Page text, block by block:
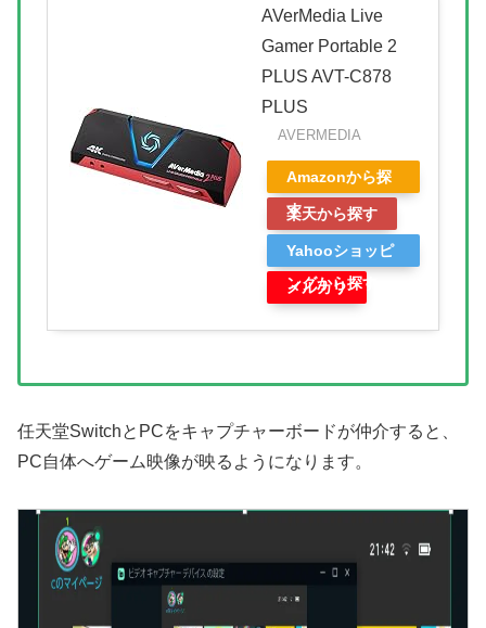
AVerMedia Live
Gamer Portable 2
PLUS AVT-C878
PLUS
AVERMEDIA
Amazonから探
す
楽天から探す
Yahooショッピ
ングから探す
メルカリ
任天堂SwitchとPCをキャプチャーボードが仲介すると、
PC自体へゲーム映像が映るようになります。